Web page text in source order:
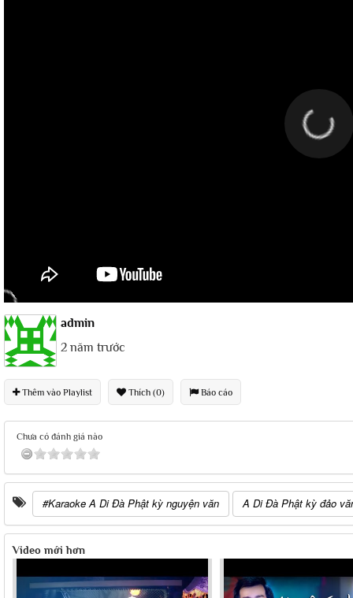
admin
2 năm trước
Thêm vào Playlist Thích (0) Báo cáo
Chưa có đánh giá nào
#Karaoke A Di Đà Phật kỳ nguyện văn A Di Đà Phật kỳ đảo
Video mới hơn